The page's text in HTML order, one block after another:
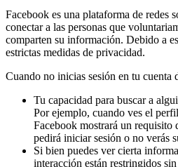
Facebook es una plataforma de redes
conectar a las personas que
comparten su información. Debido a
estrictas medidas de privacidad.
Cuando no inicias sesión en tu cuenta
Tu capacidad para buscar a
Por ejemplo, cuando ves el
Facebook mostrará un requisito
pedirá iniciar sesión o no verás
Si bien puedes ver cierta
interacción están restringidos